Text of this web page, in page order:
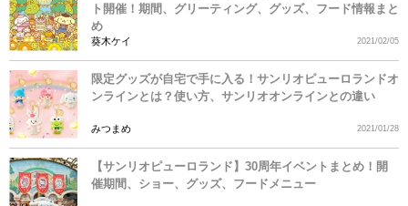
ト開催！期間、グリーティング、グッズ、フード情報まと
め
葵木ケイ 2021/02/05
限定グッズが自宅で手に入る！サンリオピューロランドオ
ンラインとは？使い方、サンリオオンラインとの違い
みつまめ 2021/01/28
【サンリオピューロランド】30周年イベントまとめ！開
催期間、ショー、グッズ、フードメニュー